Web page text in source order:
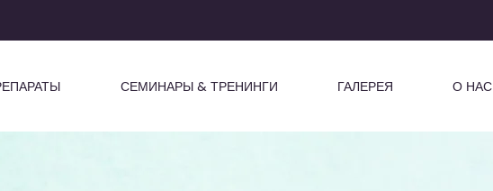
СЕМИНАРЫ & ТРЕНИНГИ ГАЛЕРЕЯ О НАС